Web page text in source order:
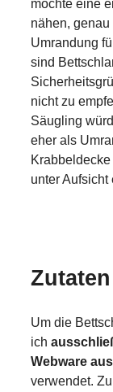
möchte eine
nähen,
Umrandung
sind
nicht zu
Säugling
eher als
unter Aufsicht
Zutaten
Um die
ich
Webware
verwendet.